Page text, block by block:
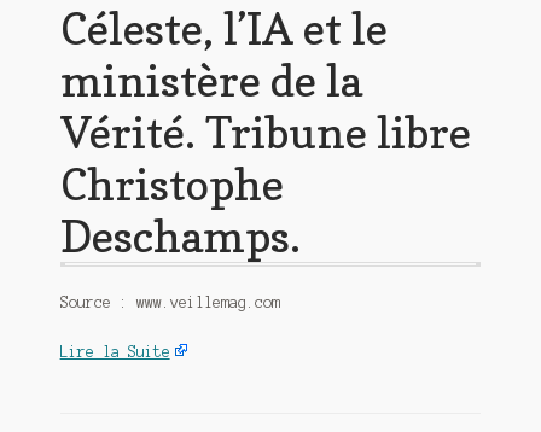
Céleste, l’IA et le
ministère de la
Vérité. Tribune libre
Christophe
Deschamps.
Source : www.veillemag.com
Lire la Suite